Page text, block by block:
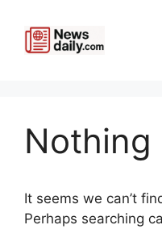
content
Nothing
It seems we can’t
Perhaps searching